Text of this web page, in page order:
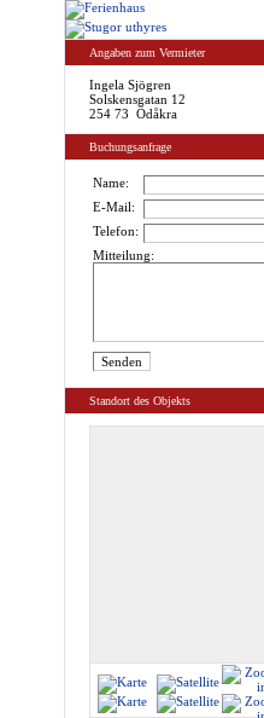
Angaben zum Vermieter
Ingela Sjögren
Solskensgatan 12
254 73 Ödåkra
Buchungsanfrage
Name:
E-Mail:
Telefon:
Mitteilung:
Standort des Objekts